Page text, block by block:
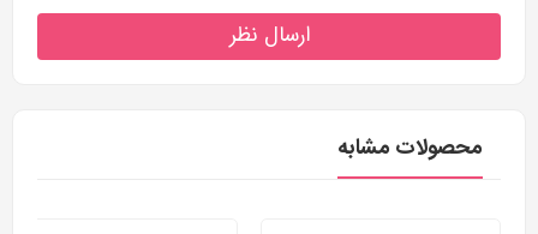
ارسال نظر
محصولات مشابه